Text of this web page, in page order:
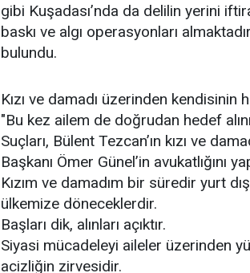
gibi Kuşadası’nda da delilin yerini
baskı ve algı operasyonları
bulundu.
Kızı ve damadı üzerinden kendisinin
"Bu kez ailem de doğrudan hedef
Suçları, Bülent Tezcan’ın kızı ve
Başkanı Ömer Günel’in avukatlığını
Kızım ve damadım bir süredir yurt
ülkemize döneceklerdir.
Başları dik, alınları açıktır.
Siyasi mücadeleyi aileler üzerinden
acizliğin zirvesidir.